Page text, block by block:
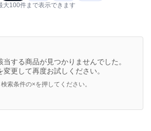
大100件まで表示できます
当する商品が見つかりませんでした。
変更して再度お試しください。
索条件の×を押してください。